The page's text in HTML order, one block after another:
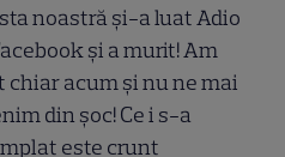
noastră și-a luat Adio
și a murit! Am
chiar acum și nu ne mai
din șoc! Ce i s-a
este crunt